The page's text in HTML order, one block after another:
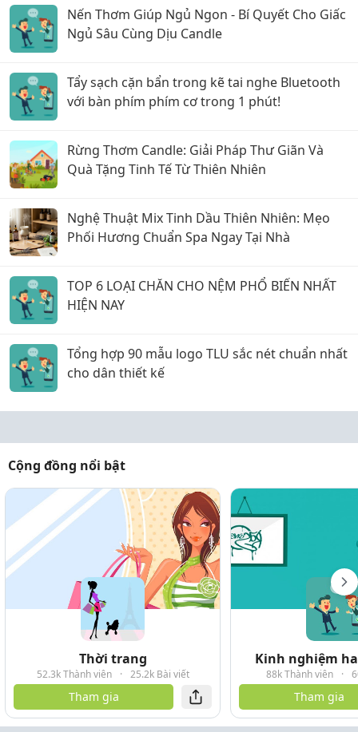
Nến Thơm Giúp Ngủ Ngon - Bí Quyết Cho Giấc
Ngủ Sâu Cùng Dịu Candle
Tẩy sạch cặn bẩn trong kẽ tai nghe Bluetooth
với bàn phím phím cơ trong 1 phút!
Rừng Thơm Candle: Giải Pháp Thư Giãn Và
Quà Tặng Tinh Tế Từ Thiên Nhiên
Nghệ Thuật Mix Tinh Dầu Thiên Nhiên: Mẹo
Phối Hương Chuẩn Spa Ngay Tại Nhà
TOP 6 LOẠI CHĂN CHO NỆM PHỔ BIẾN NHẤT
HIỆN NAY
Tổng hợp 90 mẫu logo TLU sắc nét chuẩn nhất
cho dân thiết kế
Cộng đồng nổi bật
Thời trang
52.3k Thành viên · 25.2k Bài viết
Tham gia
Kinh nghiệm
88k Thành viên ·
Tham gia